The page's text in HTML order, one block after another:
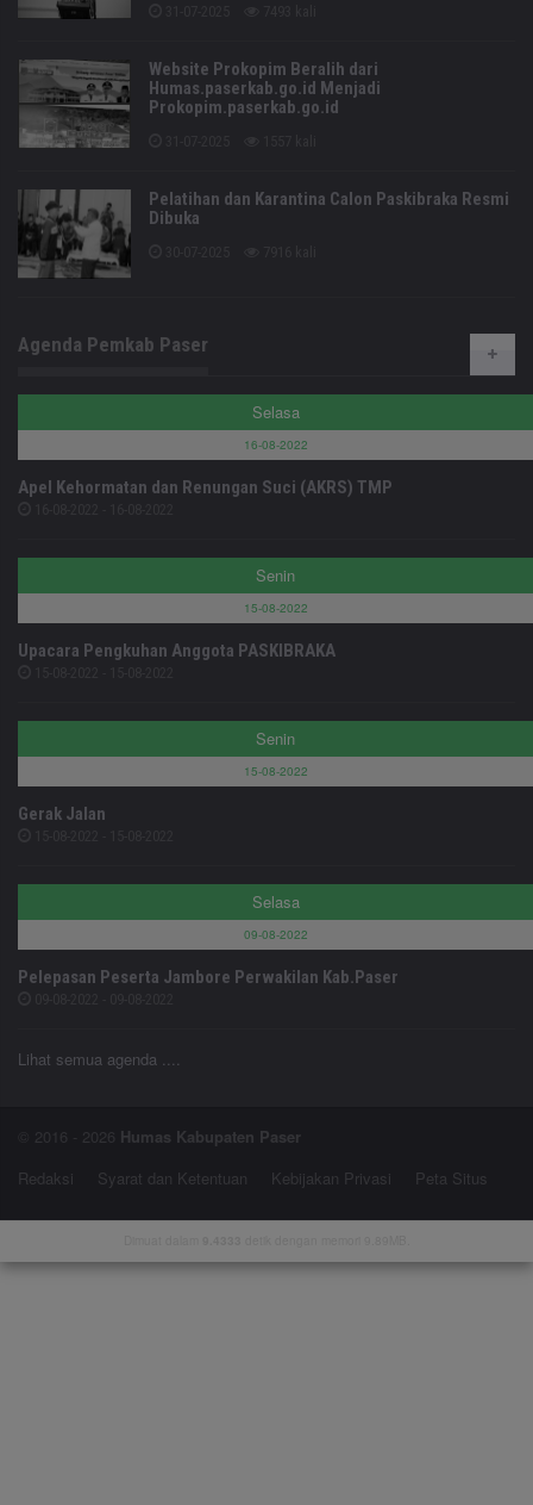
Website Prokopim Beralih dari
Humas.paserkab.go.id Menjadi
Prokopim.paserkab.go.id
Pelatihan dan Karantina Calon Paskibraka Resmi
Dibuka
Agenda Pemkab Paser
Selasa
16-08-2022
Apel Kehormatan dan Renungan Suci (AKRS) TMP
Senin
15-08-2022
Upacara Pengkuhan Anggota PASKIBRAKA
Senin
15-08-2022
Gerak Jalan
Selasa
09-08-2022
Pelepasan Peserta Jambore Perwakilan Kab.Paser
Lihat semua agenda ....
© 2016 - 2026 Humas Kabupaten Paser
Redaksi
Syarat dan Ketentuan Kebijakan Privasi Peta Situs